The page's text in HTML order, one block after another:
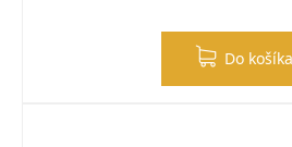
Do košíka